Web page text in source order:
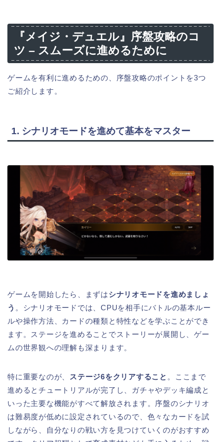
『メイジ・デュエル』序盤攻略のコ
ツ – スムーズに進めるために
ゲームを有利に進めるための、序盤攻略のポイントを3つ
ご紹介します。
1. シナリオモードを進めて基本をマスター
ゲームを開始したら、まずはシナリオモードを進めましょ
う 。シナリオモードでは、CPUを相手にバトルの基本ルー
ルや操作方法、カードの種類と特性などを学ぶことができ
ます。ステージを進めることでストーリーが展開し、ゲー
ムの世界観への理解も深まります。
特に重要なのが、 ステージ6をクリアすること 。ここまで
進めるとチュートリアルが完了し、ガチャやデッキ編成と
いった主要な機能がすべて解放されます。序盤のシナリオ
は難易度が低めに設定されているので、色々なカードを試
しながら、自分なりの戦い方を見つけていくのがおすすめ